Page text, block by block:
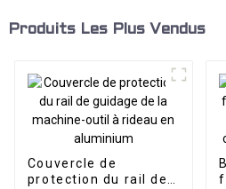
Produits Les Plus Vendus
Couvercle de
protection du rail de